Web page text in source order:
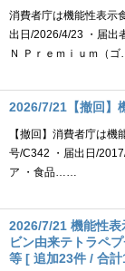
消費者庁は機能性表示
出日/2026/4/23 ・届出
Ｎ Ｐｒｅｍｉｕｍ（
2026/7/21【撤回】
【撤回】消費者庁は
号/C342 ・届出日/
ア ・食品……
2026/7/21 機能性
ビン由来テトラペ
等 [ 追加23件 / 合